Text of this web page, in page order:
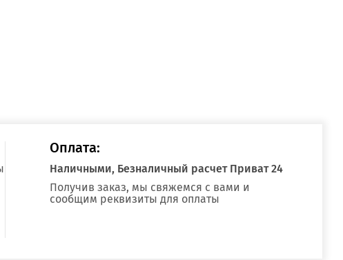
Оплата:
Наличными, Безналичный расчет Приват 24
Получив заказ, мы свяжемся с вами и
сообщим реквизиты для оплаты